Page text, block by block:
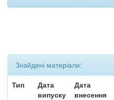
Знайдені матеріали:
Тип
Дата
випуску
Дата
внесення